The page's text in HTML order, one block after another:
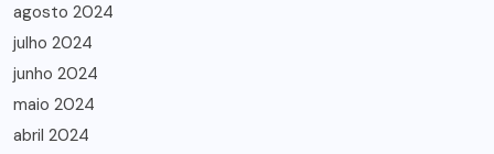
agosto 2024
julho 2024
junho 2024
maio 2024
abril 2024